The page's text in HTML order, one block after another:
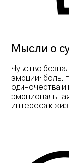
Мысли о
Чувство
эмоции: боль,
одиночества и
интереса к